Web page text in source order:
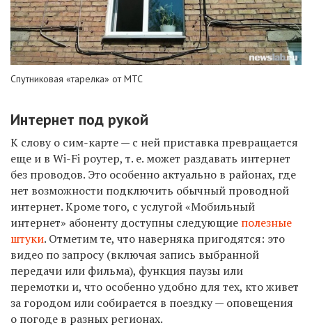
Спутниковая «тарелка» от МТС
Интернет под рукой
К слову о сим-карте — с ней приставка превращается
еще и в Wi-Fi роутер, т. е. может раздавать интернет
без проводов. Это особенно актуально в районах, где
нет возможности подключить обычный проводной
интернет. Кроме того, с услугой «Мобильный
интернет» абоненту доступны следующие полезные
штуки. Отметим те, что наверняка пригодятся: это
видео по запросу (включая запись выбранной
передачи или фильма), функция паузы или
перемотки и, что особенно удобно для тех, кто живет
за городом или собирается в поездку— оповещения
о погоде в разных регионах.